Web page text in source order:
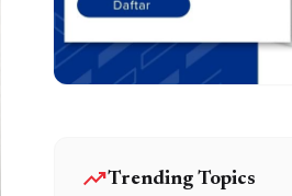
trending_upTrending Topics